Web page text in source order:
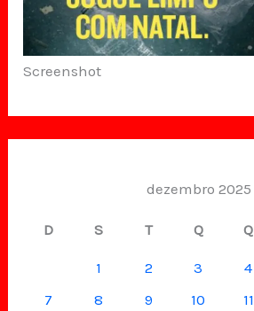
Screenshot
dezembro 2025
D S T Q Q
1 2 3 4
7
8 9 10 11